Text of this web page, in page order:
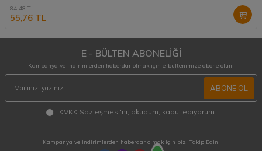
84,48TL
55,76 TL
E - BÜLTEN ABONELİĞİ
Kampanya ve indirimlerden haberdar olmak için e-bültenimize abone olun.
ABONE OL
KVKK Sözleşmesi'ni, okudum, kabul ediyorum.
Kampanya ve indirimlerden haberdar olmak için bizi Takip Edin!